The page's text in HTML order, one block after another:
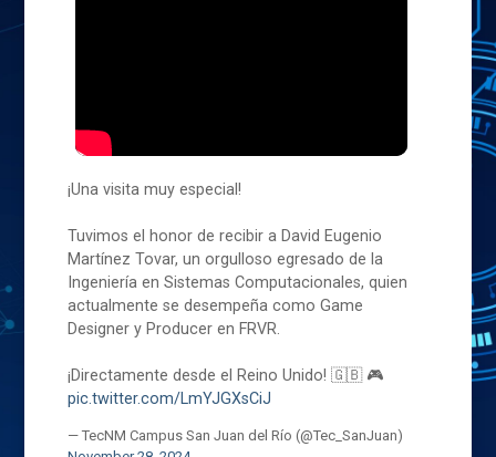
¡Una visita muy especial!
Tuvimos el honor de recibir a David Eugenio
Martínez Tovar, un orgulloso egresado de la
Ingeniería en Sistemas Computacionales, quien
actualmente se desempeña como Game
Designer y Producer en FRVR.
¡Directamente desde el Reino Unido! 🇬🇧 🎮
pic.twitter.com/LmYJGXsCiJ
— TecNM Campus San Juan del Río (@Tec_SanJuan)